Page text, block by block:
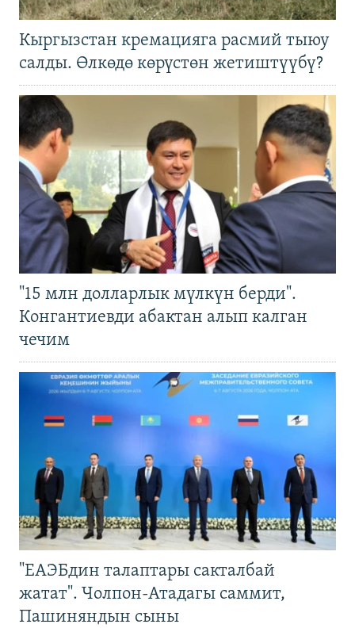
Кыргызстан кремацияга расмий тыюу
салды. Өлкөдө көрүстөн жетиштүүбү?
"15 млн долларлык мүлкүн берди".
Конгантиевди абактан алып калган
чечим
"ЕАЭБдин талаптары сакталбай
жатат". Чолпон-Атадагы саммит,
Пашиняндын сыны